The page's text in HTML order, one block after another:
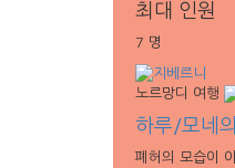
최대 인원
7 명
노르망디 여행
하루/모네
폐허의 모습이